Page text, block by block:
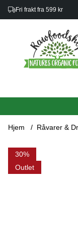
Fri frakt fra 599 kr
Hjem Råvarer &
30
Outlet
Produktbilder Better